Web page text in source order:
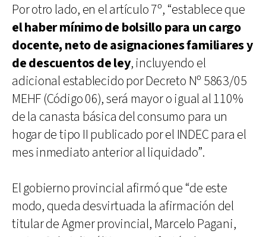
Por otro lado, en el artículo 7º, “establece que
el haber mínimo de bolsillo para un cargo
docente, neto de asignaciones familiares y
de descuentos de ley, incluyendo el
adicional establecido por Decreto Nº 5863/05
MEHF (Código 06), será mayor o igual al 110%
de la canasta básica del consumo para un
hogar de tipo II publicado por el INDEC para el
mes inmediato anterior al liquidado”.
El gobierno provincial afirmó que “de este
modo, queda desvirtuada la afirmación del
titular de Agmer provincial, Marcelo Pagani,